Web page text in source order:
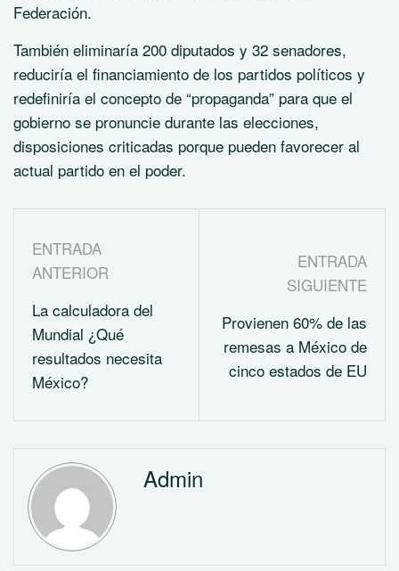
Federación.
También eliminaría 200 diputados y 32 senadores,
reduciría el financiamiento de los partidos políticos y
redefiniría el concepto de “propaganda” para que el
gobierno se pronuncie durante las elecciones,
disposiciones criticadas porque pueden favorecer al
actual partido en el poder.
ENTRADA
ANTERIOR
La calculadora del
Mundial ¿Qué
resultados necesita
México?
ENTRADA
SIGUIENTE
Provienen 60% de las
remesas a México de
cinco estados de EU
Admin